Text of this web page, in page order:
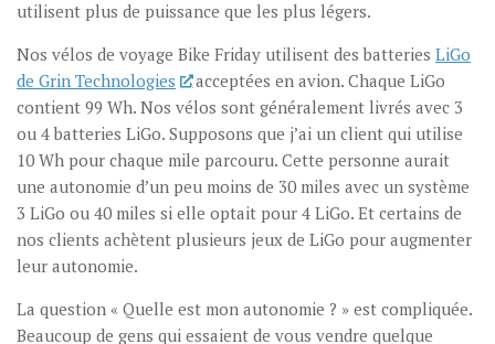
utilisent plus de puissance que les plus légers.
Nos vélos de voyage Bike Friday utilisent des batteries LiGo
de Grin Technologies
acceptées en avion. Chaque LiGo
contient 99 Wh. Nos vélos sont généralement livrés avec 3
ou 4 batteries LiGo. Supposons que j’ai un client qui utilise
10 Wh pour chaque mile parcouru. Cette personne aurait
une autonomie d’un peu moins de 30 miles avec un système
3 LiGo ou 40 miles si elle optait pour 4 LiGo. Et certains de
nos clients achètent plusieurs jeux de LiGo pour augmenter
leur autonomie.
La question « Quelle est mon autonomie ? » est compliquée.
Beaucoup de gens qui essaient de vous vendre quelque